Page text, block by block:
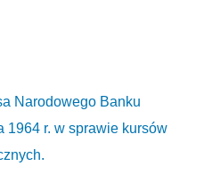
Narodowego Banku
1964 r. w sprawie kursów